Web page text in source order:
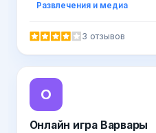
Развлечения и медиа
3 отзывов
О
Онлайн игра Варвары